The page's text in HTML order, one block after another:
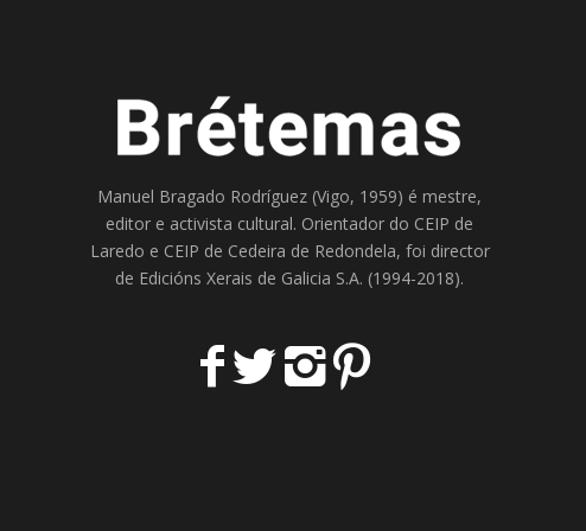
Manuel Bragado Rodríguez (Vigo, 1959) é mestre,
editor e activista cultural. Orientador do CEIP de
Laredo e CEIP de Cedeira de Redondela, foi director
de Edicións Xerais de Galicia S.A. (1994-2018).